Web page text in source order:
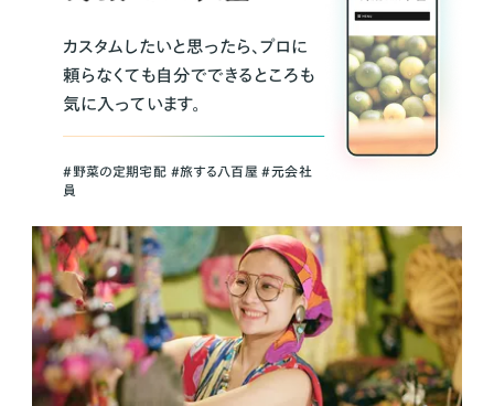
カスタムしたいと思ったら、プロに
頼らなくても自分でできるところも
気に入っています。
＃野菜の定期宅配 ＃旅する八百屋 ＃元会社
員